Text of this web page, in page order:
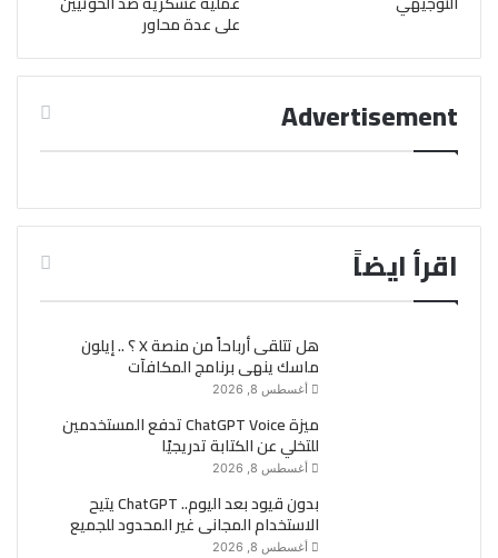
على عدة محاور
Advertisement
اقرأ ايضاً
هل تتلقى أرباحاً من منصة X ؟ .. إيلون
ماسك ينهى برنامج المكافآت
أغسطس 8, 2026
ميزة ChatGPT Voice تدفع المستخدمين
للتخلي عن الكتابة تدريجيًا
أغسطس 8, 2026
بدون قيود بعد اليوم.. ChatGPT يتيح
الاستخدام المجانى غير المحدود للجميع
أغسطس 8, 2026